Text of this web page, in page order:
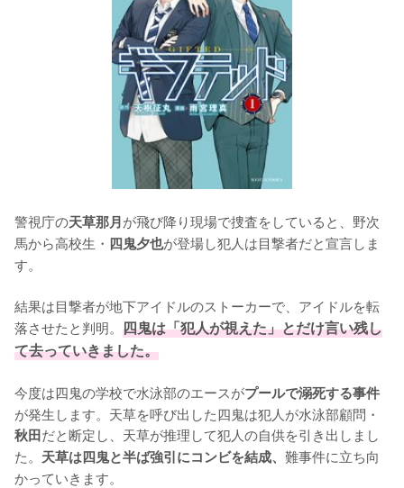
警視庁の天草那月が飛び降り現場で捜査をしていると、野次
馬から高校生・ 四鬼夕也が登場し犯人は目撃者だと宣言しま
す。
結果は目撃者が地下アイドルのストーカーで、アイドルを転
落させたと判明。 四鬼は「犯人が視えた」とだけ言い残し
て去っていきました。
今度は四鬼の学校で水泳部のエースがプールで溺死する事件
が発生します。天草を呼び出した四鬼は犯人が水泳部顧問・
秋田だと断定し、天草が推理して犯人の自供を引き出しまし
た。 天草は四鬼と半ば強引にコンビを結成、 難事件に立ち向
かっていきます。